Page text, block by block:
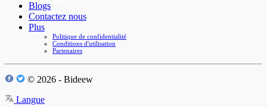
Blogs
Contactez nous
Plus
Politique de confidentialité
Conditions d'utilisation
Partenaires
© 2026 - Bideew
Langue